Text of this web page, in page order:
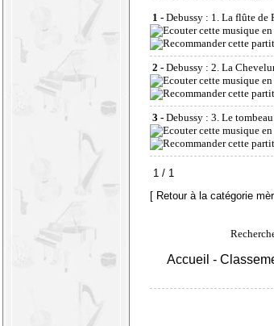
1 - Debussy : 1. La flûte de
2 - Debussy : 2. La
3 - Debussy : 3. Le
1 / 1
[ Retour à la catégorie
Accueil -